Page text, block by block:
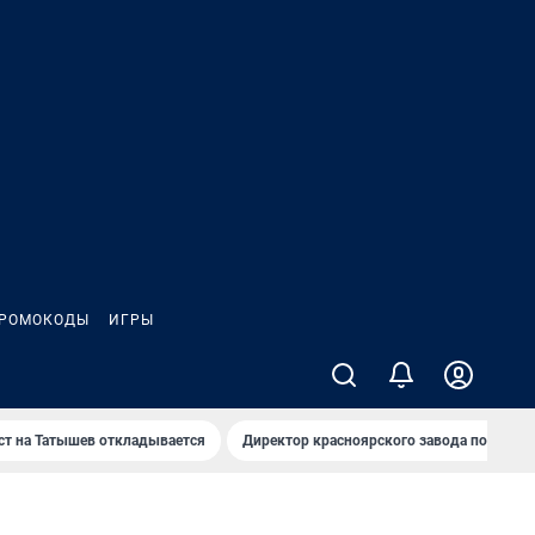
ИГРЫ
на Татышев откладывается Директор красноярского завода под